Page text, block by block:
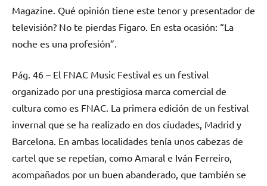
Magazine. Qué opinión tiene este tenor y presentador de
televisión? No te pierdas Figaro. En esta ocasión: “La
noche es una profesión”.
Pág. 46 – El FNAC Music Festival es un festival
organizado por una prestigiosa marca comercial de
cultura como es FNAC. La primera edición de un festival
invernal que se ha realizado en dos ciudades, Madrid y
Barcelona. En ambas localidades tenía unos cabezas de
cartel que se repetían, como Amaral e Iván Ferreiro,
acompañados por un buen abanderado, que también se